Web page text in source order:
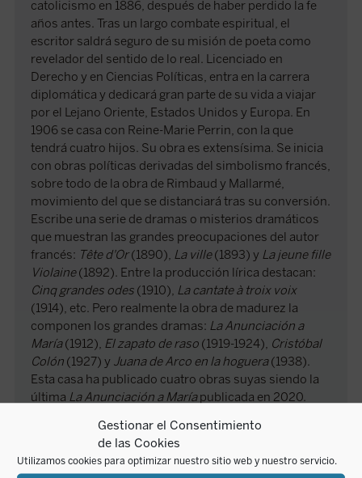
Gestionar el Consentimiento
de las Cookies
Utilizamos cookies para optimizar nuestro sitio web y nuestro servicio.
catolicismo en 1886, después de haber perdido la fe
años antes. Tras un largo combate espiritual, el
escritor saldrá seguro de su misión de poeta como
revelador del sentido de lo real. Licenciado en
Derecho y en Ciencias Políticas, entra en la carrera
diplomática y dedicará gran parte de su vida a viajar
por el Lejano Oriente, Estados Unidos y Europa. En
1906 se casa con Reine-Marie Perrin, con la que
tendrá cuatro hijos. Su obra es extensísima. Se inicia
con obras políticas derivadas del simbolismo francés,
sobre todo de la obra de Rimbaud y Mallarmé,
movimiento del que se distanciará tras su conversión.
Escribe una serie de dramas o misterios dramáticos
que muestran las grandes preocupaciones del autor
francés: Tête d'Or(1890), La ville(1893) y La jeune fille
Violaine(1892). Entre la producción lírica destacan:
Cinq grandes odes (1910), La cantate à troix voix
(1914), etc. Pero realmente la obra de madurez la
componen los grandes dramas: La Anunciación a
María(1912), El zapato de raso (1919-1924), Cristóbal
Colón (1927) y Juana de Arco en la hoguera(1938).
Esta casa ha publicado cuatro obras suyas siendo la
última La Anunciación a Maríapublicada en 2020.